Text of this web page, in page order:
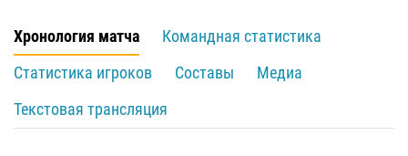
Хронология матча
Командная статистика
Статистика игроков
Составы
Медиа
Текстовая трансляция